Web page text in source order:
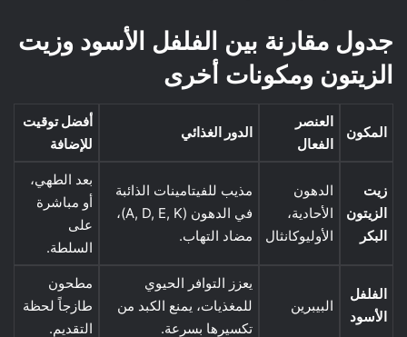
جدول مقارنة بين الفلفل الأسود وزيت
الزيتون ومكونات أخرى
المكون
العنصر
الفعال
الدور الغذائي
أفضل توقيت
للإضافة
زيت
الزيتون
البكر
الدهون
الأحادية،
الأوليوكانثال
مذيب للفيتامينات الذائبة
في الدهون (A, D, E, K)،
مضاد التهاب.
بعد الطهي،
أو مباشرة
على
السلطة.
الفلفل
الأسود
البيبرين
يعزز التوافر الحيوي
للمغذيات، يمنع الكبد من
تكسيرها بسرعة.
مطحون
طازجاً لحظة
التقديم.